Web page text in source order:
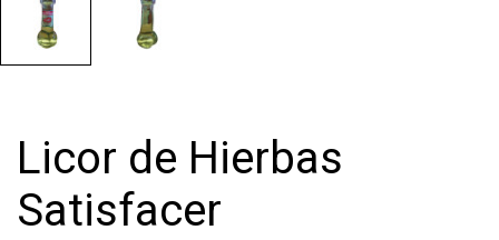
Licor de Hierbas
Satisfacer